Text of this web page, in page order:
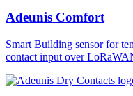
Adeunis Comfort
Smart Building sensor for
contact input over